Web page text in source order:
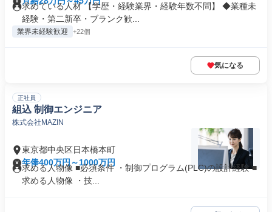
求めている人材 【学歴・経験業界・経験年数不問】 ◆業種未
経験・第二新卒・ブランク歓...
業界未経験歓迎 +22個
気になる
正社員
組込 制御エンジニア
株式会社MAZIN
東京都中央区日本橋本町
年俸400万円～1000万円
求める人物像 ■必須条件 ・制御プログラム(PLC)の設計経験 ■
求める人物像 ・技...